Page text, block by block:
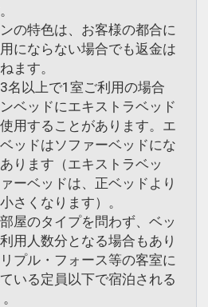
ンの特色は、お客様の都合に
にならない場合でも返金は
ます。
3名以上で1室ご利用の場合
ベッドにエキストラベッド
用することがあります。エ
ッドはソファーベッドにな
ります（エキストラベッ
ーベッドは、正ベッドより
さくなります）。
屋のタイプを問わず、ベッ
用人数分となる場合もあり
プル・フォース等の客室に
いる定員以下で宿泊される